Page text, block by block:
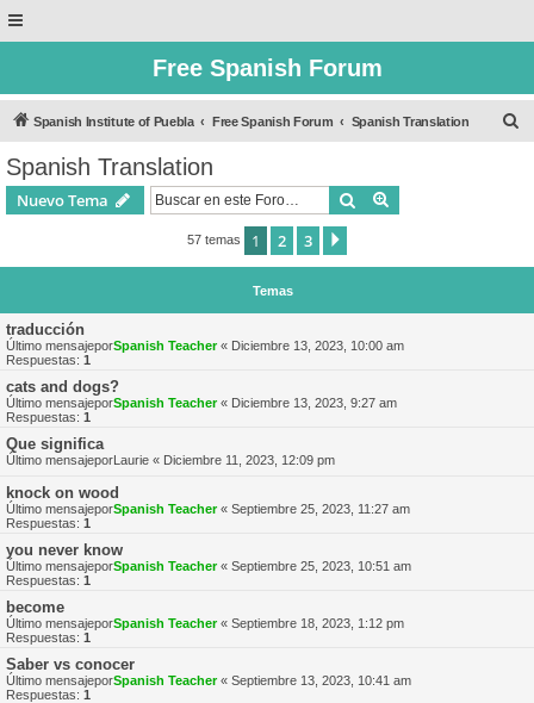
Free Spanish Forum
Spanish Institute of Puebla Free Spanish Forum Spanish Translation
Spanish Translation
Nuevo Tema Buscar
57 temas 1 2 3
Temas
traducción
Último mensajeporSpanish Teacher« Diciembre 13, 2023, 10:00 am
Respuestas: 1
cats and dogs?
Último mensajeporSpanish Teacher« Diciembre 13, 2023, 9:27 am
Respuestas: 1
Que significa
Último mensajeporLaurie « Diciembre 11, 2023, 12:09 pm
knock on wood
Último mensajeporSpanish Teacher« Septiembre 25, 2023, 11:27 am
Respuestas: 1
you never know
Último mensajeporSpanish Teacher« Septiembre 25, 2023, 10:51 am
Respuestas: 1
become
Último mensajeporSpanish Teacher« Septiembre 18, 2023, 1:12 pm
Respuestas: 1
Saber vs conocer
Último mensajeporSpanish Teacher« Septiembre 13, 2023, 10:41 am
Respuestas: 1